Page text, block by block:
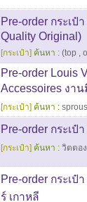
Pre-order กระเป๋
Quality Original)
[กระเป๋า] ค้นหา : (top ,
Pre-order Louis
Accessoires งาน
[กระเป๋า] ค้นหา :
Pre-order กระเป๋
[กระเป๋า] ค้นหา : วิตตอง
Pre-order กระเป๋
ร์ เกาหลี